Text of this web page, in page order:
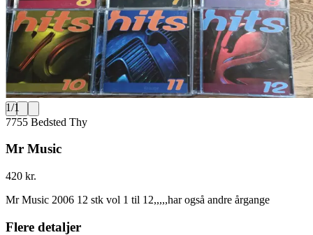
1/1
7755 Bedsted Thy
Mr Music
420 kr.
Mr Music 2006 12 stk vol 1 til 12,,,,,har også andre årgange
Flere detaljer